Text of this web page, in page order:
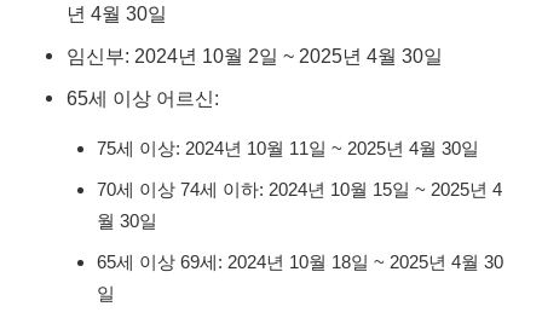
년 4월 30일
임신부: 2024년 10월 2일 ~ 2025년 4월 30일
65세 이상 어르신:
75세 이상: 2024년 10월 11일 ~ 2025년 4월 30일
70세 이상 74세 이하: 2024년 10월 15일 ~ 2025년 4
월 30일
65세 이상 69세: 2024년 10월 18일 ~ 2025년 4월 30
일